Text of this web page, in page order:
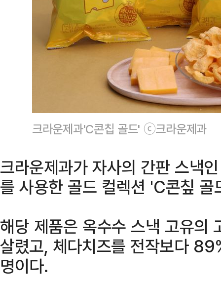
크라운제과'C콘칩 골드' ⓒ크라운제과
크라운제과가 자사의 간판 스낵
를 사용한 골드 컬렉션 'C콘칲 골
해당 제품은 옥수수 스낵 고유의
살렸고, 체다치즈를 전작보다
명이다.